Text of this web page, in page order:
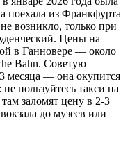
поехала из Франкфурта
возникло, только при
Цены на
в Ганновере — около
Bahn. Советую
месяца — она окупится
пользуйтесь такси на
заломят цену в 2-3
до музеев или